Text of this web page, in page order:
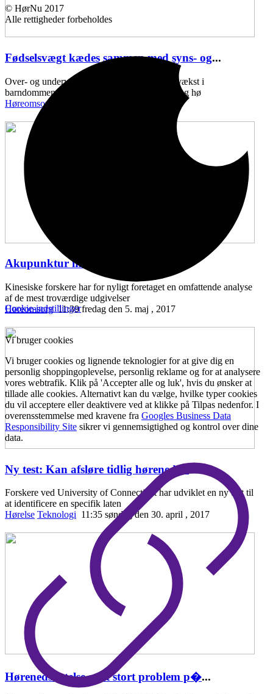
Fødselsvægt kædes sammen med syns- og...
Over- og undervægt ved fødslen, samt ringe vækst i
barndommen, kan kædes sammen med syns- og hø
Høreomsorg
11:43 onsdag den 10. maj , 2017
Akupunktur mod hørenedsættelse
Kinesiske forskere har for nyligt foretaget en omfattende analyse
af de mest troværdige udgivelser
Høreomsorg 11:39 fredag den 5. maj , 2017
Ny test: Kan afsløre tidlig hørenedsæ
Forskere ved University of Connecticut har udviklet en ny test til
at identificere en specifik laten
Hørelse Teknologi 11:35 søndag den 30. april , 2017
Hørenedsættelse er et stort problem p�...
© HørNu 2017
Alle rettigheder forbeholdes
Cookie-indstillinger
Vi bruger cookies
Vi bruger cookies og lignende teknologier for at give dig en
personlig shoppingoplevelse, personlig reklame og for at analysere
vores webtrafik. Klik på 'Accepter alle og luk', hvis du ønsker at
tillade alle cookies. Alternativt kan du vælge, hvilke typer cookies
du vil acceptere eller deaktivere ved at klikke på Tilpas nedenfor. I
overensstemmelse med kravene fra Googles Business Data
Responsibility Site sikrer vi gennemsigtighed og kontrol over dine
data.